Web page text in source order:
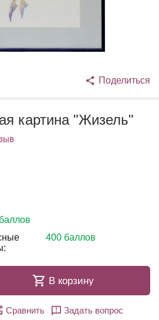
Поделиться
картина "Жизель"
400 баллов
В корзину
Сравнить Задать вопрос